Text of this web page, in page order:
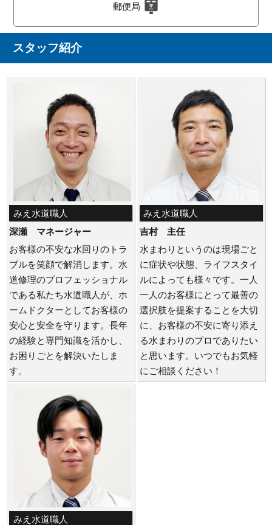
郵便局
スタッフ紹介
みえ水道職人
深瀬 マネージャー
お客様の不安な水回りのトラ
ブルを笑顔で解消します。水
道修理のプロフェッショナル
である私たち水道職人が、ホ
ームドクターとしてお客様の
安心と安全を守ります。長年
の経験と専門知識を活かし、
お困りごとを解決いたしま
す。
みえ水道職人
吉村 主任
水まわりというのは現場ごと
に症状や状態、ライフスタイ
ルによっても様々です。一人
一人のお客様にとって最善の
選択肢を提案することを大切
に、お客様の不安に寄り添え
る水まわりのプロでありたい
と思います。いつでもお気軽
にご相談ください！
みえ水道職人